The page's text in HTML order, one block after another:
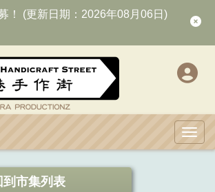
！ (更新日期：2026年08月06日)
到市集列表